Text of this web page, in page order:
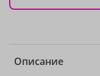
Описание